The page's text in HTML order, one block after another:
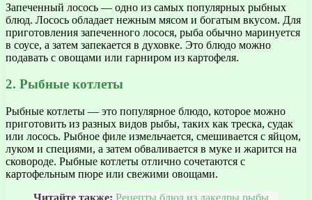
Запеченный лосось — одно из самых популярных рыбных
блюд. Лосось обладает нежным мясом и богатым вкусом. Для
приготовления запеченного лосося, рыба обычно маринуется
в соусе, а затем запекается в духовке. Это блюдо можно
подавать с овощами или гарниром из картофеля.
2. Рыбные котлеты
Рыбные котлеты — это популярное блюдо, которое можно
приготовить из разных видов рыбы, таких как треска, судак
или лосось. Рыбное филе измельчается, смешивается с яйцом,
луком и специями, а затем обваливается в муке и жарится на
сковороде. Рыбные котлеты отлично сочетаются с
картофельным пюре или свежими овощами.